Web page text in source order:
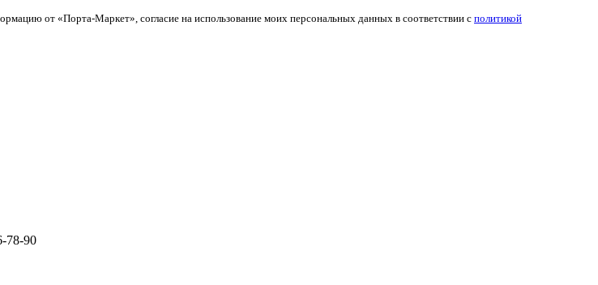
от «Порта-Маркет», согласие на использование моих персональных данных в соответствии с политикой
78-90